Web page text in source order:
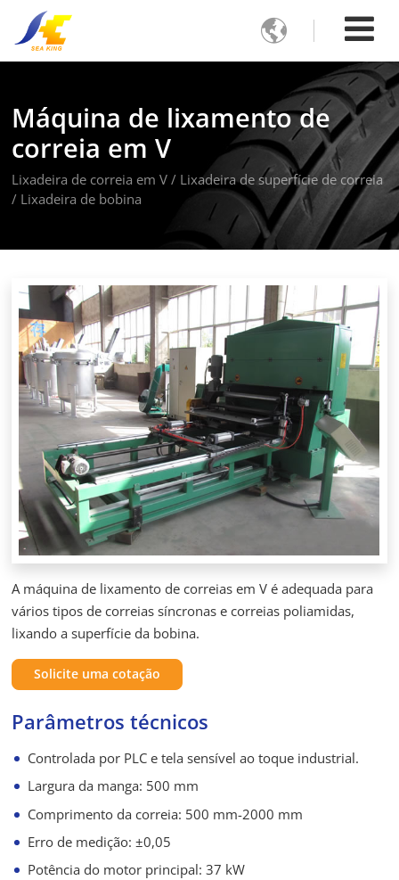

Máquina de lixamento de
correia em V
Lixadeira de correia em V / Lixadeira de superfície de correia
/ Lixadeira de bobina
A máquina de lixamento de correias em V é adequada para
vários tipos de correias síncronas e correias poliamidas,
lixando a superfície da bobina.
Solicite uma cotação
Parâmetros técnicos
Controlada por PLC e tela sensível ao toque industrial.
Largura da manga: 500 mm
Comprimento da correia: 500 mm-2000 mm
Erro de medição: ±0,05
Potência do motor principal: 37 kW